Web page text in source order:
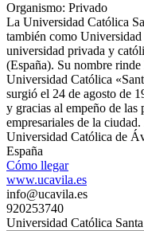
Organismo: Privado
La Universidad Católica
también como
universidad privada y
(España). Su nombre rinde
Universidad Católica
surgió el 24 de agosto de
y gracias al empeño de las
empresariales de la
Universidad Católica de
España
Cómo llegar
www.ucavila.es
info@ucavila.es
920253740
Universidad Católica